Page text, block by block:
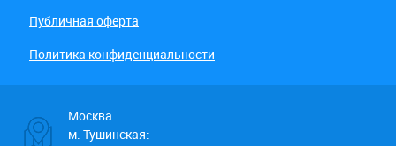
Публичная оферта
Политика конфиденциальности
Москва
м. Тушинская: